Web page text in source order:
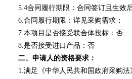
5.4合同履行期限：合同签订且生效
6.合同履行期限：详见采购需求；
7.本项目是否接受联合体投标：否
8.是否接受进口产品：否
二、申请人的资格要求：
1.满足《中华人民共和国政府采购法